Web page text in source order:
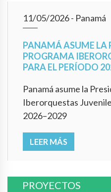
11/05/2026- Panamá
PANAMÁ ASUME LA
PROGRAMA
PARA EL PERÍODO
Panamá asume la
Iberorquestas
2026–2029
LEER MÁS
PROYECTOS